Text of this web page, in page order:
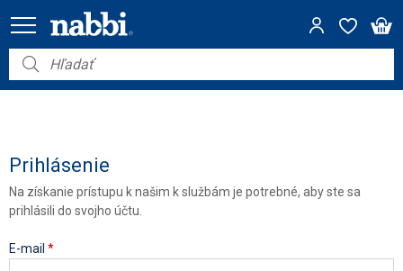
Nábytok
Dom a záhrada
Akcie
Prihlásenie
Na získanie prístupu k našim k službám je potrebné, aby ste sa
prihlásili do svojho účtu.
E-mail *